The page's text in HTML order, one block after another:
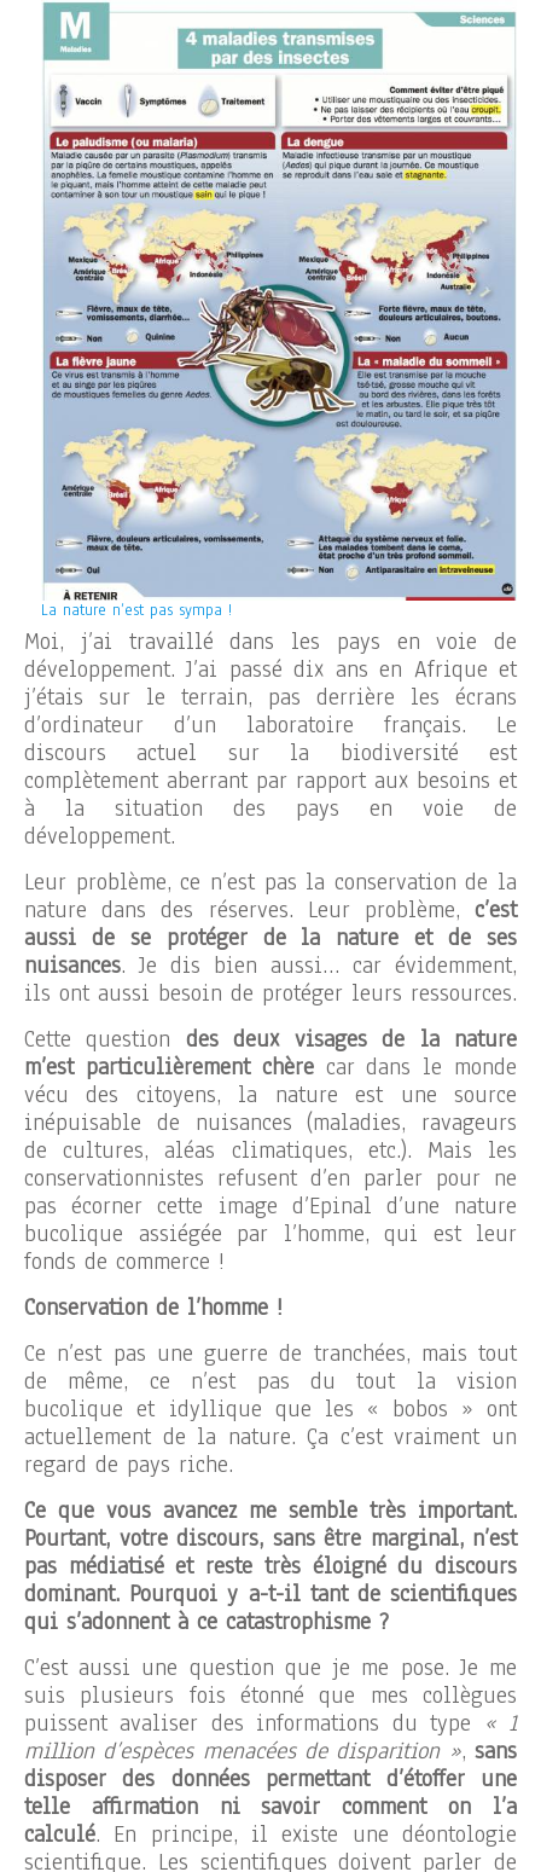
La nature n’est pas sympa !
Moi, j’ai travaillé dans les pays en voie de
développement. J’ai passé dix ans en Afrique et
j’étais sur le terrain, pas derrière les écrans
d’ordinateur d’un laboratoire français. Le
discours actuel sur la biodiversité est
complètement aberrant par rapport aux besoins et
à la situation des pays en voie de
développement.
Leur problème, ce n’est pas la conservation de la
nature dans des réserves. Leur problème, c’est
aussi de se protéger de la nature et de ses
nuisances. Je dis bien aussi… car évidemment,
ils ont aussi besoin de protéger leurs ressources.
Cette question des deux visages de la nature
m’est particulièrement chèrecar dans le monde
vécu des citoyens, la nature est une source
inépuisable de nuisances (maladies, ravageurs
de cultures, aléas climatiques, etc.). Mais les
conservationnistes refusent d’en parler pour ne
pas écorner cette image d’Epinal d’une nature
bucolique assiégée par l’homme, qui est leur
fonds de commerce !
Conservation de l’homme !
Ce n’est pas une guerre de tranchées, mais tout
de même, ce n’est pas du tout la vision
bucolique et idyllique que les « bobos » ont
actuellement de la nature. Ça c’est vraiment un
regard de pays riche.
Ce que vous avancez me semble très important.
Pourtant, votre discours, sans être marginal, n’est
pas médiatisé et reste très éloigné du discours
dominant. Pourquoi y a-t-il tant de scientifiques
qui s’adonnent à ce catastrophisme ?
C’est aussi une question que je me pose. Je me
suis plusieurs fois étonné que mes collègues
puissent avaliser des informations du type « 1
million d’espèces menacées de disparition »,sans
disposer des données permettant d’étoffer une
telle affirmation ni savoir comment on l’a
calculé. En principe, il existe une déontologie
scientifique. Les scientifiques doivent parler de